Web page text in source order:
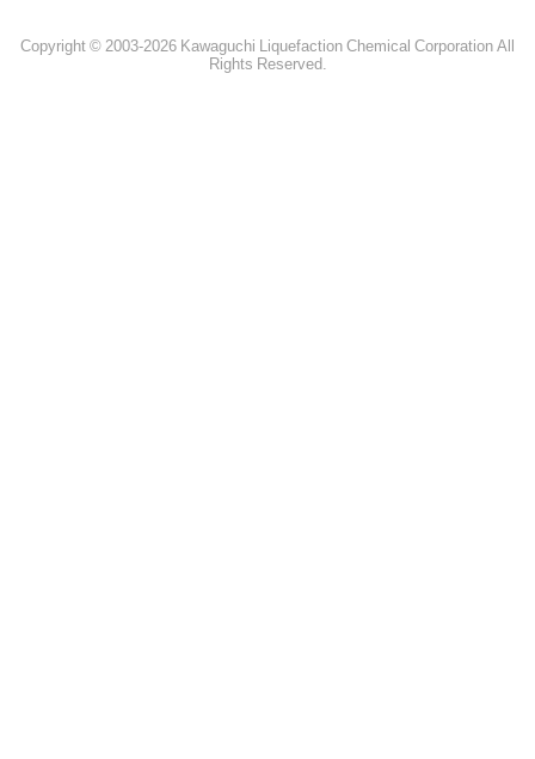
Copyright © 2003-2026 Kawaguchi Liquefaction Chemical Corporation All
Rights Reserved.